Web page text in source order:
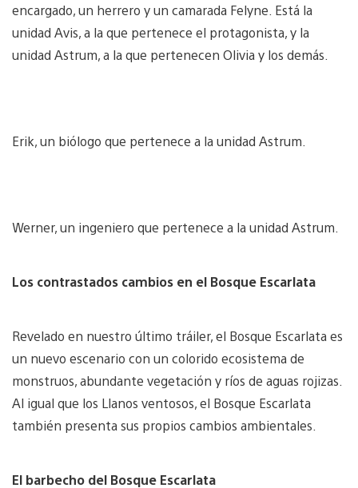
encargado, un herrero y un camarada Felyne. Está la
unidad Avis, a la que pertenece el protagonista, y la
unidad Astrum, a la que pertenecen Olivia y los demás.
Erik, un biólogo que pertenece a la unidad Astrum.
Werner, un ingeniero que pertenece a la unidad Astrum.
Los contrastados cambios en el Bosque Escarlata
Revelado en nuestro último tráiler, el Bosque Escarlata es
un nuevo escenario con un colorido ecosistema de
monstruos, abundante vegetación y ríos de aguas rojizas.
Al igual que los Llanos ventosos, el Bosque Escarlata
también presenta sus propios cambios ambientales.
El barbecho del Bosque Escarlata